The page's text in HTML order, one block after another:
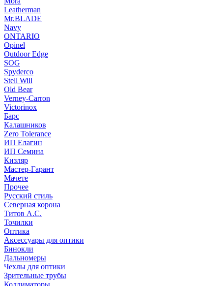
Leatherman
Mr.BLADE
Navy
ONTARIO
Opinel
Outdoor Edge
SOG
Spyderco
Stell Will
Old Bear
Verney-Carron
Victorinox
Барс
Калашников
Zero Tolerance
ИП Елагин
ИП Семина
Кизляр
Мастер-Гарант
Мачете
Прочее
Русский стиль
Северная корона
Титов А.С.
Точилки
Оптика
Аксессуары для оптики
Бинокли
Дальномеры
Чехлы для оптики
Зрительные трубы
Коллиматоры